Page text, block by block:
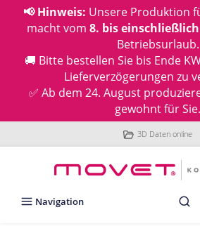
📢 Hinweis: Unsere Produktion
macht vom 8. bis
Betriebsurlaub.
🚚 Bitte bestellen Sie bis Ende
Lieferverzögerungen zu
✅ Ab dem 24. August
gewohnt für Sie.
3D Daten online
Navigation